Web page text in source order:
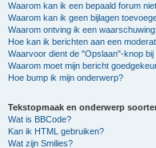
Waarom kan ik een bepaald forum
Waarom kan ik geen bijlagen
Waarom ontving ik een
Hoe kan ik berichten aan een
Waarvoor dient de "Opslaan"-knop
Waarom moet mijn bericht
Hoe bump ik mijn onderwerp?
Tekstopmaak en onderwerp
Wat is BBCode?
Kan ik HTML gebruiken?
Wat zijn Smilies?